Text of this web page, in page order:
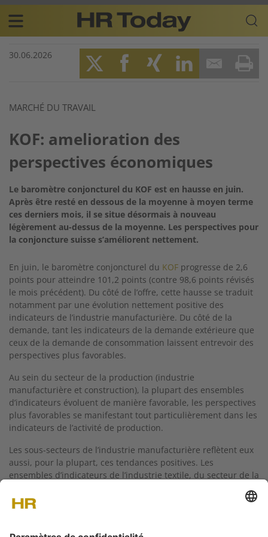
Skip
content
Plattform
für
Resources
navigation
30.06.2026
MARCHÉ DU TRAVAIL
KOF: amelioration des
perspectives économiques
Le baromètre conjoncturel du KOF est en hausse en juin.
Après être resté en dessous de la moyenne à moyen terme
ces derniers mois, il se situe désormais à nouveau
légèrement au-dessus de la moyenne. Les perspectives pour
la conjoncture suisse s’améliorent nettement.
En juin, le baromètre conjoncturel du KOF progresse de 2,6
points pour atteindre 101,2 points (contre 98,6 points révisés
le mois précédent). Du côté de l’offre, cette hausse se traduit
notamment par une évolution nettement positive des
indicateurs de l’industrie manufacturière. Du côté de la
demande, tant les indicateurs de la demande extérieure que
ceux de la demande de consommation laissent entrevoir des
perspectives plus favorables.
Au sein du secteur de la production (industrie
manufacturière et construction), la plupart des ensembles
d’indicateurs évoluent de manière favorable, les perspectives
plus favorables se manifestant tout particulièrement dans les
indicateurs de l’activité de production.
Les sous-secteurs de l’industrie manufacturière reflètent eux
aussi, pour la plupart, ces tendances positives. Les
ensembles d’indicateurs de l’industrie textile, du secteur de la
indicateurs relatifs au papier et aux produits imprimés,
affichent notamment une progression.